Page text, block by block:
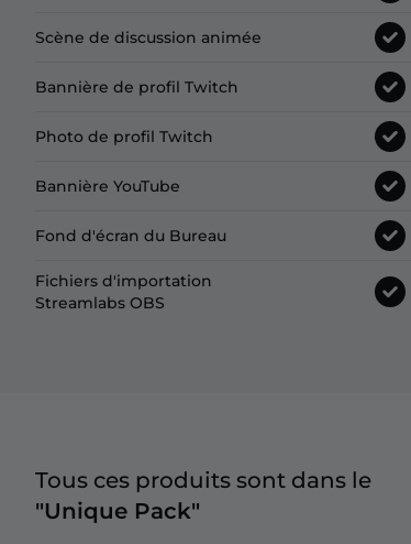
Scène de discussion animée
Bannière de profil Twitch
Photo de profil Twitch
Bannière YouTube
Fond d'écran du Bureau
Fichiers d'importation
Streamlabs OBS
Tous ces produits sont dans le
"Unique Pack"